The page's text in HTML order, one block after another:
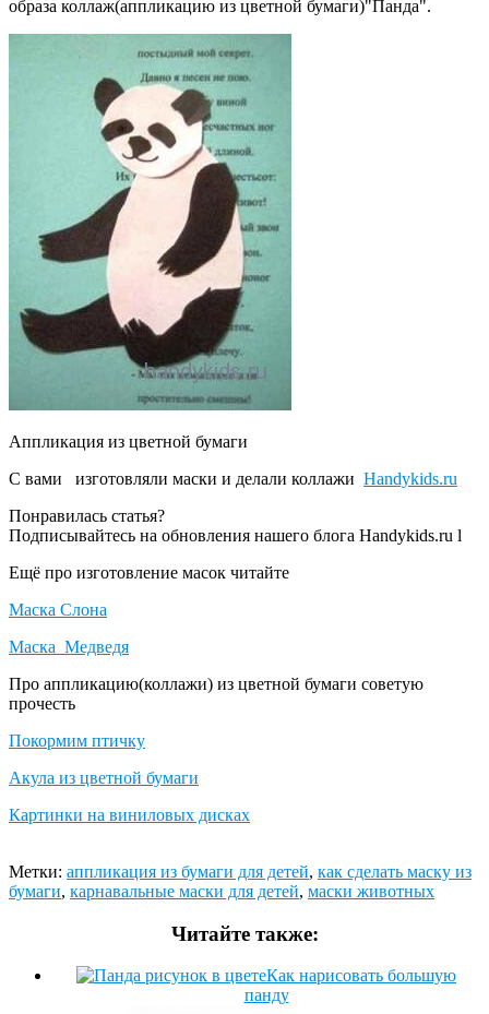
образа коллаж(аппликацию из цветной бумаги)"Панда".
Аппликация из цветной бумаги
С вами изготовляли маски и делали коллажи Handykids.ru
Понравилась статья?
Подписывайтесь на обновления нашего блога Handykids.ru l
Ещё про изготовление масок читайте
Маска Слона
Маска Медведя
Про аппликацию(коллажи) из цветной бумаги советую
прочесть
Покормим птичку
Акула из цветной бумаги
Картинки на виниловых дисках
Метки: аппликация из бумаги для детей, как сделать маску из
бумаги, карнавальные маски для детей, маски животных
Читайте также:
Как нарисовать большую
панду